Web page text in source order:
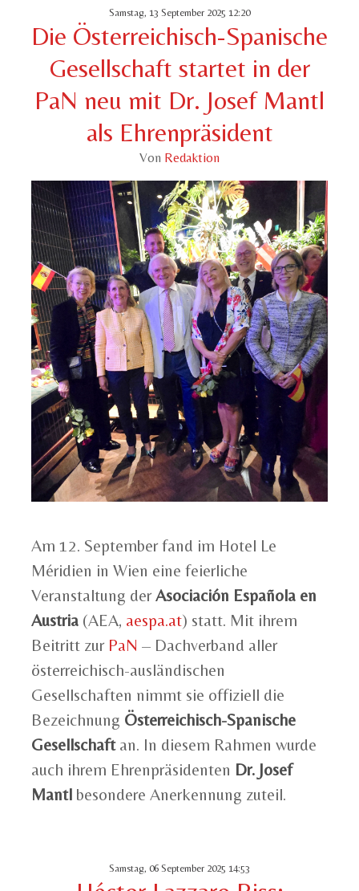
Samstag, 13 September 2025 12:20
Die Österreichisch-Spanische
Gesellschaft startet in der
PaN neu mit Dr. Josef Mantl
als Ehrenpräsident
Von Redaktion
Am 12. September fand im Hotel Le
Méridien in Wien eine feierliche
Veranstaltung derAsociación Española en
Austria (AEA, aespa.at) statt. Mit ihrem
Beitritt zur PaN – Dachverband aller
österreichisch-ausländischen
Gesellschaften nimmt sie offiziell die
Bezeichnung Österreichisch-Spanische
Gesellschaftan. In diesem Rahmen wurde
auch ihrem Ehrenpräsidenten Dr. Josef
Mantl besondere Anerkennung zuteil.
Samstag, 06 September 2025 14:53